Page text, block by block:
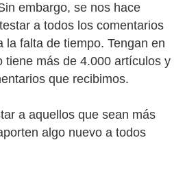
embargo, se nos hace
a todos los comentarios
la falta de tiempo. Tengan en
tiene más de 4.000 artículos y
que recibimos.
a aquellos que sean más
algo nuevo a todos